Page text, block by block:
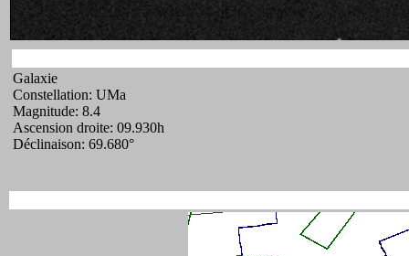
Galaxie
Constellation: UMa
Magnitude: 8.4
Ascension droite: 09.930h
Déclinaison: 69.680°